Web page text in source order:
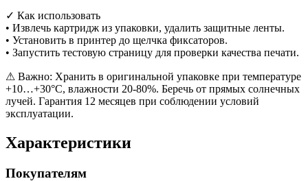
✓ Как использовать
• Извлечь картридж из упаковки, удалить защитные ленты.
• Установить в принтер до щелчка фиксаторов.
• Запустить тестовую страницу для проверки качества печати.
⚠ Важно: Хранить в оригинальной упаковке при температуре
+10…+30°C, влажности 20-80%. Беречь от прямых солнечных
лучей. Гарантия 12 месяцев при соблюдении условий
эксплуатации.
Характеристики
Покупателям